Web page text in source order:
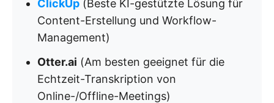
ClickUp (Beste KI-gestützte Lösung für
Content-Erstellung und Workflow-
Management)
Otter.ai (Am besten geeignet für die
Echtzeit-Transkription von
Online-/Offline-Meetings)